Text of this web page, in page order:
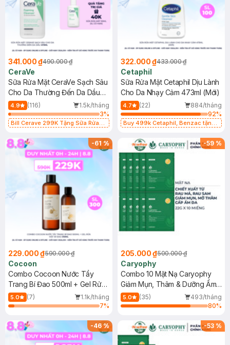
341.000 ₫490.000 ₫
CeraVe
Sữa Rửa Mặt CeraVe Sạch Sâu
Cho Da Thường Đến Da Dầu
473ml
4.9 (116)
1.5k/tháng
3%
Bill Cerave 299K Tặng Sữa Rửa
322.000 ₫433.000 ₫
Cetaphil
Sữa Rửa Mặt Cetaphil Dịu Lành
Cho Da Nhạy Cảm 473ml (Mới)
4.7 (22)
884/tháng
92%
Buy 499k Cetaphil, Benzac tặng
hạn)
-61%
229.000 ₫590.000 ₫
Cocoon
Combo Cocoon Nước Tẩy
Trang Bí Đao 500ml + Gel Rửa
Mặt Bí Đao 310ml
5.0 (7)
1.1k/tháng
7%
-59 %
205.000 ₫500.000 ₫
Caryophy
Combo 10 Mặt Nạ Caryophy
Giảm Mụn, Thâm & Dưỡng Ẩm
Da 22g
5.0 (35)
493/tháng
80%
-46% -53 %